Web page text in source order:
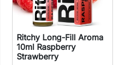
Ritchy Long-Fill Aroma
10ml Raspberry
Strawberry